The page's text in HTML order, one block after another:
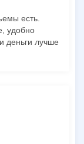
есть.
удобно
деньги лучше